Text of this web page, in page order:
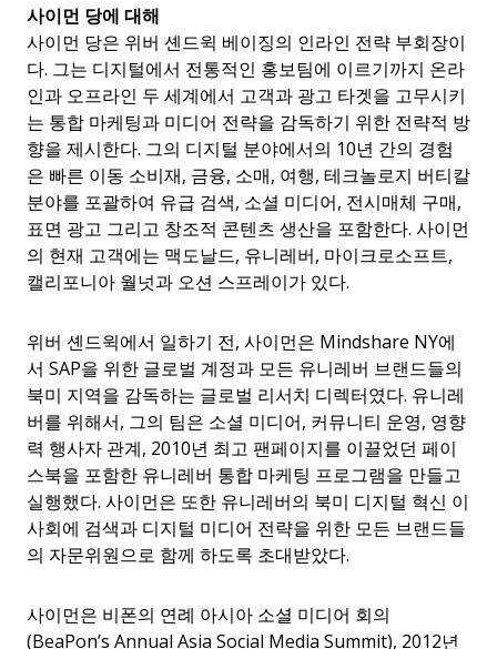
사이먼 당에 대해
사이먼 당은 위버 셴드윅 베이징의 인라인 전략 부회장이
다. 그는 디지털에서 전통적인 홍보팀에 이르기까지 온라
인과 오프라인 두 세계에서 고객과 광고 타겟을 고무시키
는 통합 마케팅과 미디어 전략을 감독하기 위한 전략적 방
향을 제시한다. 그의 디지털 분야에서의 10년 간의 경험
은 빠른 이동 소비재, 금융, 소매, 여행, 테크놀로지 버티칼
분야를 포괄하여 유급 검색, 소셜 미디어, 전시매체 구매,
표면 광고 그리고 창조적 콘텐츠 생산을 포함한다. 사이먼
의 현재 고객에는 맥도날드, 유니레버, 마이크로소프트,
캘리포니아 월넛과 오션 스프레이가 있다.
위버 셴드윅에서 일하기 전, 사이먼은 Mindshare NY에
서 SAP을 위한 글로벌 계정과 모든 유니레버 브랜드들의
북미 지역을 감독하는 글로벌 리서치 디렉터였다. 유니레
버를 위해서, 그의 팀은 소셜 미디어, 커뮤니티 운영, 영향
력 행사자 관계, 2010년 최고 팬페이지를 이끌었던 페이
스북을 포함한 유니레버 통합 마케팅 프로그램을 만들고
실행했다. 사이먼은 또한 유니레버의 북미 디지털 혁신 이
사회에 검색과 디지털 미디어 전략을 위한 모든 브랜드들
의 자문위원으로 함께 하도록 초대받았다.
사이먼은 비폰의 연례 아시아 소셜 미디어 회의
(BeaPon’s Annual Asia Social Media Summit), 2012년